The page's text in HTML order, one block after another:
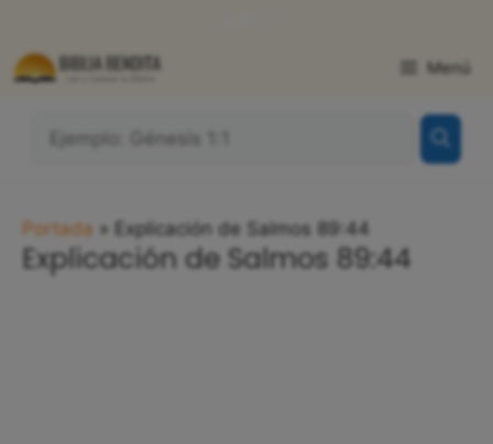
contenido
Menú
Portada » Explicación de Salmos 89:44
Explicación de Salmos 89:44